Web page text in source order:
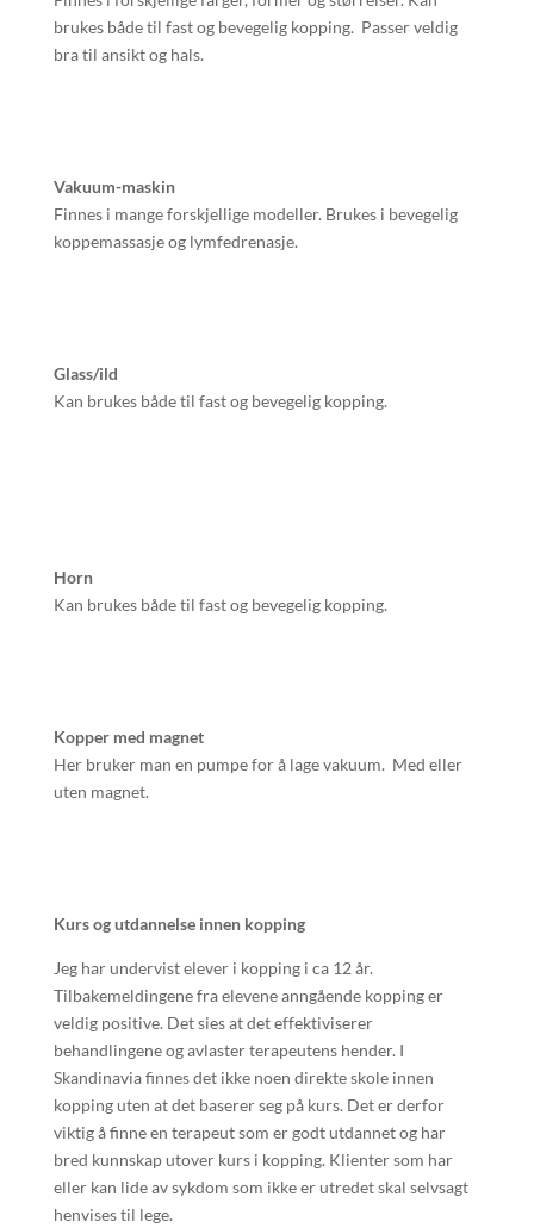
brukes både til fast og bevegelig kopping. Passer veldig
bra til ansikt og hals.
Vakuum-maskin
Finnes i mange forskjellige modeller. Brukes i bevegelig
koppemassasje og lymfedrenasje.
Glass/ild
Kan brukes både til fast og bevegelig kopping.
Horn
Kan brukes både til fast og bevegelig kopping.
Kopper med magnet
Her bruker man en pumpe for å lage vakuum. Med eller
uten magnet.
Kurs og utdannelse innen kopping
Jeg har undervist elever i kopping i ca 12 år.
Tilbakemeldingene fra elevene anngående kopping er
veldig positive. Det sies at det effektiviserer
behandlingene og avlaster terapeutens hender. I
Skandinavia finnes det ikke noen direkte skole innen
kopping uten at det baserer seg på kurs. Det er derfor
viktig å finne en terapeut som er godt utdannet og har
bred kunnskap utover kurs i kopping. Klienter som har
eller kan lide av sykdom som ikke er utredet skal selvsagt
henvises til lege.